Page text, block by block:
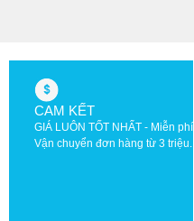
CAM KẾT
GIÁ LUÔN TỐT NHẤT - Miễn phí
Vận chuyển đơn hàng từ 3 triệu.